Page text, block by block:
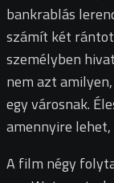
bankrablás
számít két
személyben
nem azt
egy városnak.
amennyire lehet,
A film négy